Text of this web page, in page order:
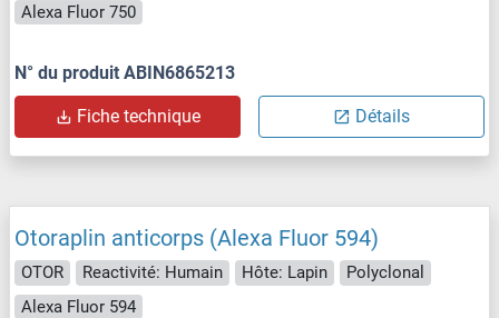
Alexa Fluor 750
N° du produit ABIN6865213
Fiche technique Détails
Otoraplin anticorps (Alexa Fluor 594)
OTOR Reactivité: Humain Hôte: Lapin
Polyclonal
Alexa Fluor 594